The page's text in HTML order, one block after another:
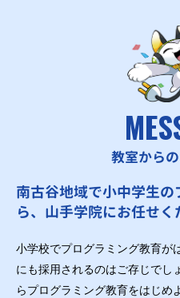
教室から
南古谷地域で小中学生
ら、山手学院にお任せく
小学校でプログラミング教育が
にも採用されるのはご存じでし
らプログラミング教育をはじめ